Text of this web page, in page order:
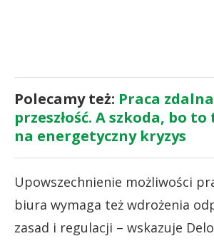
Polecamy też: Praca
przeszłość. A szkoda, bo to
na energetyczny kryzys
Upowszechnienie możliwości
biura wymaga też wdrożenia
zasad i regulacji – wskazuje